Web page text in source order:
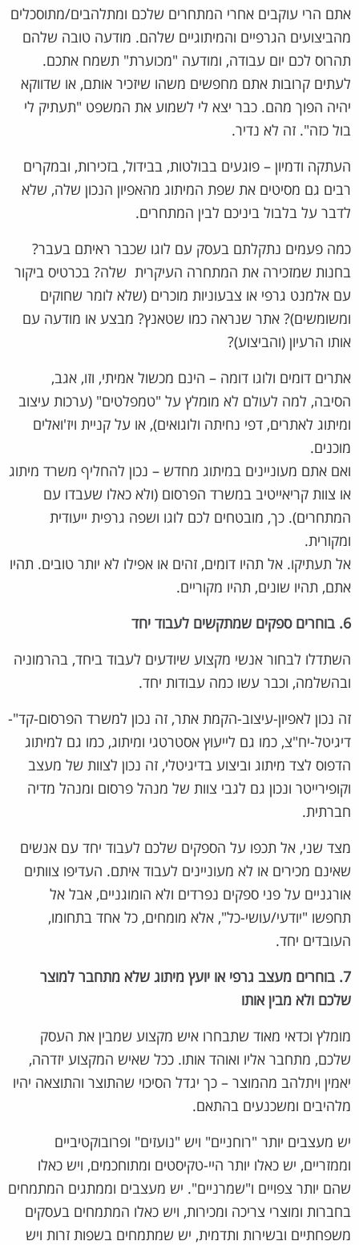
אתם הרי עוקבים אחרי המתחרים שלכם ומתלהבים/מתוסכלים
מהביצועים הגרפיים והמיתוגיים שלהם. מודעה טובה שלהם
תהרוס לכם יום עבודה, ומודעה "מכוערת" תשמח אתכם.
לעתים קרובות אתם מחפשים משהו שיזכיר אותם, או שדווקא
יהיה הפוך מהם. כבר יצא לי לשמוע את המשפט "תעתיק לי
בול כזה". זה לא נדיר.
העתקה ודמיון – פוגעים בבולטות, בבידול, בזכירות, ובמקרים
רבים גם מסיטים את שפת המיתוג מהאפיון הנכון שלה, שלא
לדבר על בלבול ביניכם לבין המתחרים.
כמה פעמים נתקלתם בעסק עם לוגו שכבר ראיתם בעבר?
בחנות שמזכירה את המתחרה העיקרית שלה? בכרטיס ביקור
עם אלמנט גרפי או צבעוניות מוכרים (שלא לומר שחוקים
ומשומשים)? אתר שנראה כמו שטאנץ? מבצע או מודעה עם
אותו הרעיון (והביצוע)?
אתרים דומים ולוגו דומה – הינם מכשול אמיתי, וזו, אגב,
הסיבה, למה לעולם לא מומלץ על "טמפלטים" (ערכות עיצוב
ומיתוג לאתרים, דפי נחיתה ולוגואים), או על קניית ויז'ואלים
מוכנים.
ואם אתם מעוניינים במיתוג מחדש – נכון להחליף משרד מיתוג
או צוות קריאייטיב במשרד הפרסום (ולא כאלו שעבדו עם
המתחרים). כך, מובטחים לכם לוגו ושפה גרפית ייעודית
ומקורית.
אל תעתיקו. אל תהיו דומים, זהים או אפילו לא יותר טובים. תהיו
אתם, תהיו שונים, תהיו מקוריים.
6. בוחרים ספקים שמתקשים לעבוד יחד
השתדלו לבחור אנשי מקצוע שיודעים לעבוד ביחד, בהרמוניה
ובהשלמה, וכבר עשו כמה עבודות יחד.
זה נכון לאפיון-עיצוב-הקמת אתר, זה נכון למשרד הפרסום-קד"-
דיגיטל-יח"צ, כמו גם לייעוץ אסטרטגי ומיתוג, כמו גם למיתוג
הדפוס לצד מיתוג וביצוע בדיגיטלי, זה נכון לצוות של מעצב
וקופירייטר ונכון גם לגבי צוות של מנהל פרסום ומנהל מדיה
חברתית.
מצד שני, אל תכפו על הספקים שלכם לעבוד יחד עם אנשים
שאינם מכירים או לא מעוניינים לעבוד איתם. העדיפו צוותים
אורגניים על פני ספקים נפרדים ולא הומוגניים, אבל אל
תחפשו "יודעי/עושי-כל", אלא מומחים, כל אחד בתחומו,
העובדים יחד.
7. בוחרים מעצב גרפי או יועץ מיתוג שלא מתחבר למוצר
שלכם ולא מבין אותו
מומלץ וכדאי מאוד שתבחרו איש מקצוע שמבין את העסק
שלכם, מתחבר אליו ואוהד אותו. ככל שאיש המקצוע יזדהה,
יאמין ויתלהב מהמוצר – כך יגדל הסיכוי שהתוצר והתוצאה יהיו
מלהיבים ומשכנעים בהתאם.
יש מעצבים יותר "רוחניים" ויש "נועזים" ופרובוקטיביים
וממזריים, יש כאלו יותר היי-טקיסטים ומתוחכמים, ויש כאלו
שהם יותר צפויים ו"שמרניים". יש מעצבים וממתגים המתמחים
בחברות ומוצרי צריכה ומכירות, ויש כאלו המתמחים בעסקים
משפחתיים ובשירות ותדמית, יש שמתמחים בשפות זרות ויש